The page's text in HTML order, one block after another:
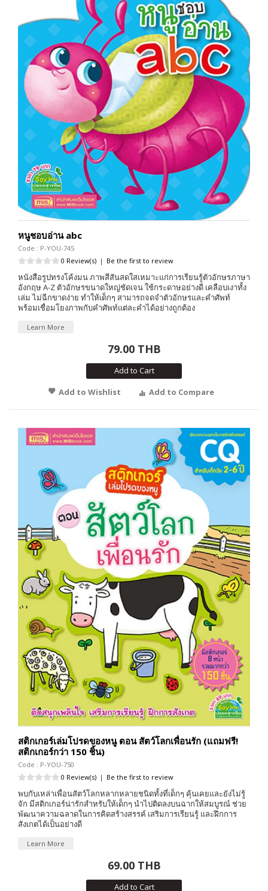
หนูชอบอ่าน abc
Code : P-YOU-745
0 Review(s) | Be the first to review
หนังสือรูปทรงโค้งมน ภาพสีสันสดใสเหมาะแก่การเรียนรู้ตัวอักษรภาษา
อังกฤษ A-Z ตัวอักษรขนาดใหญ่ชัดเจน ใช้กระดาษอย่างดี เคลือบเงาทั้ง
เล่ม ไม่ฉีกขาดง่าย ทำให้เด็กๆ สามารถจดจำตัวอักษรและคำศัพท์
พร้อมเชื่อมโยงภาพกับคำศัพท์แต่ละคำได้อย่างถูกต้อง
Learn More
79.00 THB
Add to Cart
Add to Wishlist
Add to Compare
สติกเกอร์เล่มโปรดของหนู ตอน สัตว์โลกเพื่อนรัก (แถมฟรี!
สติกเกอร์กว่า 150 ชิ้น)
Code : P-YOU-750
0 Review(s) | Be the first to review
พบกับเหล่าเพื่อนสัตว์โลกหลากหลายชนิดทั้งที่เด็กๆ คุ้นเคยและยังไม่รู้
จัก มีสติกเกอร์น่ารักสำหรับให้เด็กๆ นำไปติดลงบนฉากให้สมบูรณ์ ช่วย
พัฒนาความฉลาดในการคิดสร้างสรรค์ เสริมการเรียนรู้ และฝึกการ
สังเกตได้เป็นอย่างดี
Learn More
69.00 THB
Add to Cart